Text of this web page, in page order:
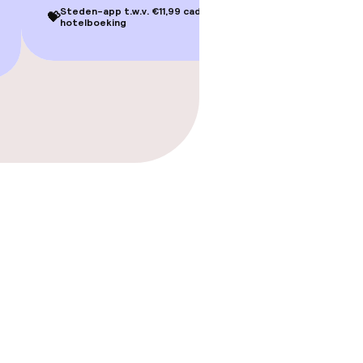
💝Steden-app t.w.v. €11,99 cadeau bij je
hotelboeking